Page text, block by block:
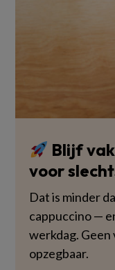
Blijf
voor
Dat is minder
cappuccino —
werkdag.
opzegbaar.